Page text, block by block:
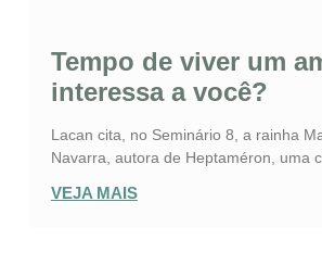
Tempo de viver um
interessa a você?
Lacan cita, no Seminário 8, a rainha
Navarra, autora de Heptaméron, uma
VEJA MAIS